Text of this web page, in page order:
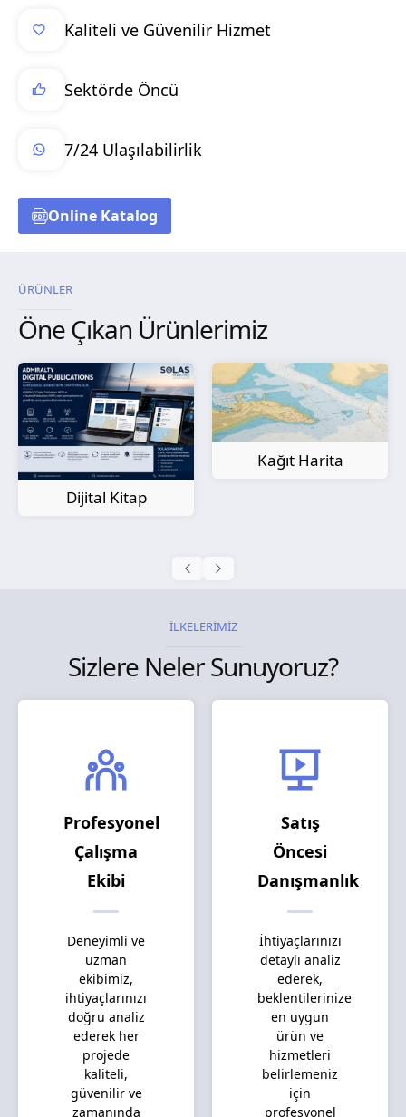
Kaliteli ve Güvenilir Hizmet
Sektörde Öncü
7/24 Ulaşılabilirlik
Online Katalog
ÜRÜNLER
Öne Çıkan Ürünlerimiz
Dijital Kitap
Kağıt Harita
İLKELERİMİZ
Sizlere Neler Sunuyoruz?
Profesyonel
Çalışma
Ekibi
Deneyimli ve
uzman
ekibimiz,
ihtiyaçlarınızı
doğru analiz
ederek her
projede
kaliteli,
güvenilir ve
zamanında
Satış
Öncesi
Danışmanlık
İhtiyaçlarınızı
detaylı analiz
ederek,
beklentilerinize
en uygun
ürün ve
hizmetleri
belirlemeniz
için
profesyonel